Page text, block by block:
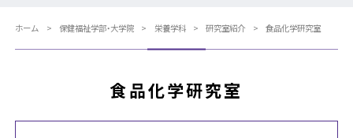
ホーム 保健福祉学部・大学院 栄養学科 研究室紹介 食品化学研究室
食品化学研究室